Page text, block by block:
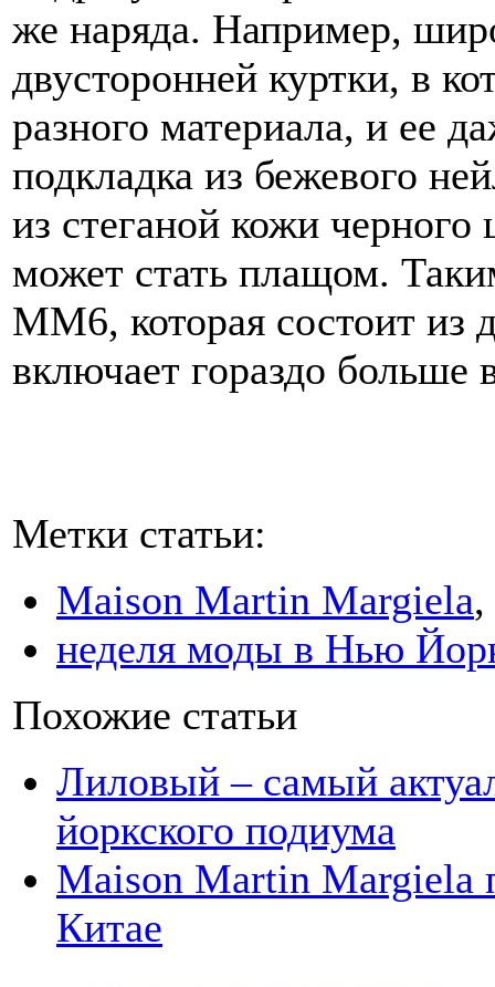
же наряда. Например,
двусторонней куртки, в
разного материала, и ее
подкладка из бежевого
из стеганой кожи
может стать плащом.
MM6, которая состоит из
включает гораздо больше
Метки статьи:
Maison Martin Margiela,
неделя моды в Нью
Похожие статьи
Лиловый – самый
йоркского подиума
Maison Martin Margiela
Китае